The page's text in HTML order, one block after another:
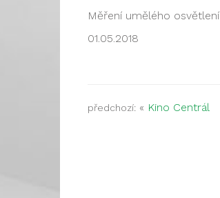
Měření umělého osvětlení
01.05.2018
předchozí: « Kino Centrál